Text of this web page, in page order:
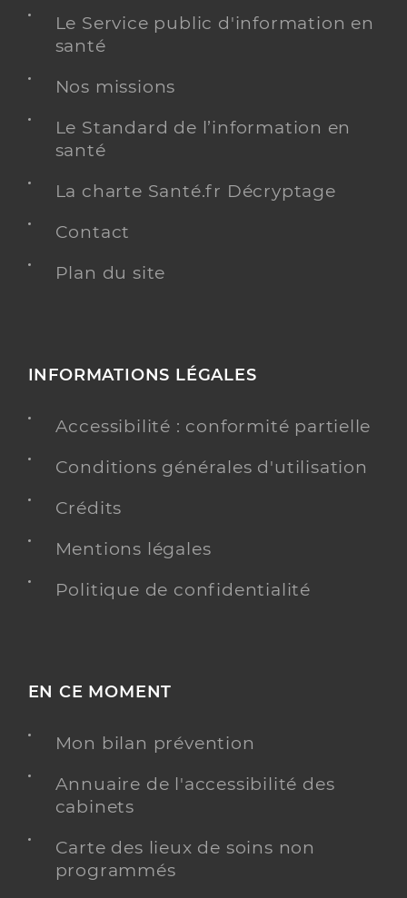
Le Service public d'information en
santé
Nos missions
Le Standard de l’information en
santé
La charte Santé.fr Décryptage
Contact
Plan du site
INFORMATIONS LÉGALES
Accessibilité : conformité partielle
Conditions générales d'utilisation
Crédits
Mentions légales
Politique de confidentialité
EN CE MOMENT
Mon bilan prévention
Annuaire de l'accessibilité des
cabinets
Carte des lieux de soins non
programmés